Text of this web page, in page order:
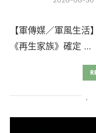
【軍傳媒／軍風生
《再生家族》確定 …